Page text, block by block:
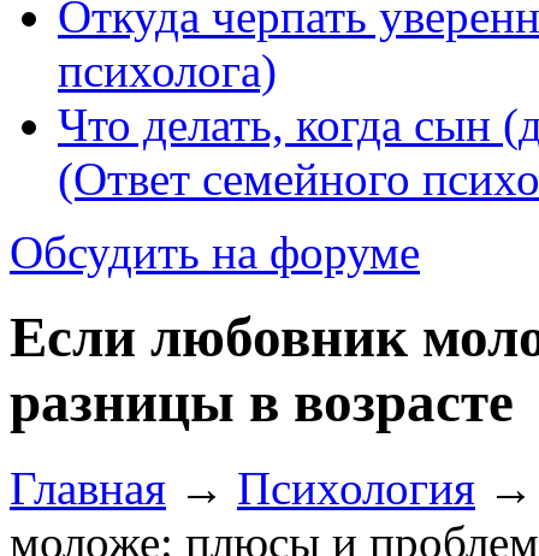
Откуда черпать
психолога)
Что делать, когда сын
(Ответ семейного
Обсудить на форуме
Если любовник
разницы в возрасте
Главная → Психология
моложе: плюсы и